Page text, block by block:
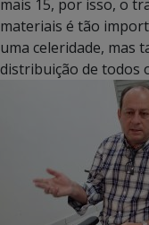
mais 15, por isso, o
materiais é tão
uma celeridade, mas
distribuição de todos